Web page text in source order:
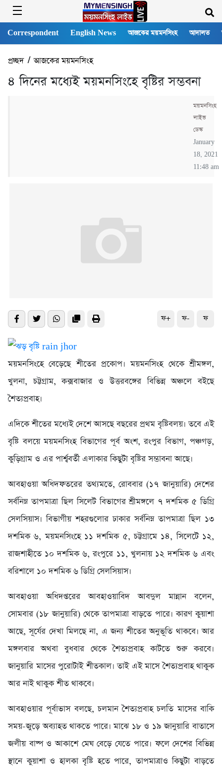
Correspondent English News আজকের ময়মনসিংহ আদালত
প্রচ্ছদ/আজকের ময়মনসিংহ
৪ দিনের মধ্যেই ময়মনসিংহে বৃষ্টির সম্ভবনা
ময়মনসিংহ
লাইভ
ডেস্ক
January
18, 2021
11:48 am
ফ+ ফ- ফ
ময়মনসিংহে বেড়েছে শীতের প্রকোপ। ময়মনসিংহ থেকে শ্রীমঙ্গল,
খুলনা, চট্টগ্রাম, কক্সবাজার ও উত্তরবঙ্গের বিভিন্ন অঞ্চলে বইছে
শৈত্যপ্রবাহ।
এদিকে শীতের মধ্যেই দেশে আসছে বছরের প্রথম বৃষ্টিবলয়। তবে এই
বৃষ্টি বলয়ে ময়মনসিংহ বিভাগের পূর্ব অংশ, রংপুর বিভাগ, পঞ্চগড়,
কুড়িগ্রাম ও এর পার্শ্ববর্তী এলাকার কিছুটা বৃষ্টির সম্ভাবনা আছে।
আবহাওয়া অধিদফতরের তথ্যমতে, রোববার (১৭ জানুয়ারি) দেশের
সর্বনিম্ন তাপমাত্রা ছিল সিলেট বিভাগের শ্রীমঙ্গলে ৭ দশমিক ৫ ডিগ্রি
সেলসিয়াস। বিভাগীয় শহরগুলোর ঢাকার সর্বনিম্ন তাপমাত্রা ছিল ১৩
দশমিক ৬, ময়মনসিংহে ১১ দশমিক ৫, চট্টগ্রামে ১৪, সিলেটে ১২,
রাজশাহীতে ১০ দশমিক ৬, রংপুরে ১১, খুলনায় ১২ দশমিক ৬ এবং
বরিশালে ১০ দশমিক ৬ ডিগ্রি সেলসিয়াস।
আবহাওয়া অধিদপ্তরের আবহাওয়াবিদ আবদুল মান্নান বলেন,
সোমবার (১৮ জানুয়ারি) থেকে তাপমাত্রা বাড়তে পারে। কারণ কুয়াশা
আছে, সূর্যের দেখা মিলছে না, এ জন্য শীতের অনুভূতি থাকবে। আর
মঙ্গলবার অথবা বুধবার থেকে শৈত্যপ্রবাহ কাটতে শুরু করবে।
জানুয়ারি মাসের পুরোটাই শীতকাল। তাই এই মাসে শৈত্যপ্রবাহ থাকুক
আর নাই থাকুক শীত থাকবে।
আবহাওয়ার পূর্বাভাস বলছে, চলমান শৈত্যপ্রবাহ চলতি মাসের বাকি
সময়-জুড়ে অব্যাহত থাকতে পারে। মাঝে ১৮ ও ১৯ জানুয়ারি বাতাসে
জলীয় বাষ্প ও আকাশে মেঘ বেড়ে যেতে পারে। ফলে দেশের বিভিন্ন
স্থানে কুয়াশা ও হালকা বৃষ্টি হতে পারে, তাপমাত্রাও কিছুটা বাড়তে